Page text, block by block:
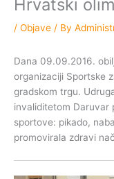
Hrvatski
/ Objave / By
Dana 09.09.2016.
organizaciji Sportske
gradskom trgu.
invaliditetom Daruvar
sportove: pikado,
promovirala zdravi